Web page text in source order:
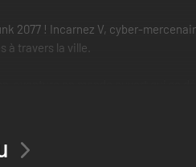
2077 ! Incarnez V, cyber-
à travers la ville.
aventure en monde ouvert qui se
des lustres, renforcez votre
de thriller et d'espionnage
dormant Solomon Reed (Idris